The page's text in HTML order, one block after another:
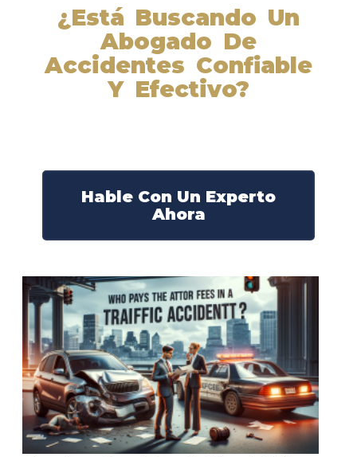
¿Está Buscando Un
Abogado De
Accidentes Confiable
Y Efectivo?
Hable Con Un Experto
Ahora